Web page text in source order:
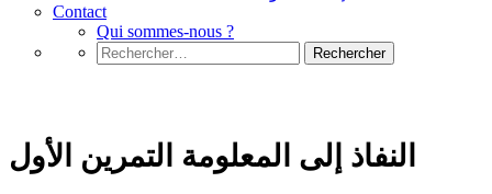
Contact
Qui sommes-nous ?
Rechercher :
النفاذ إلى المعلومة التمرين الأول